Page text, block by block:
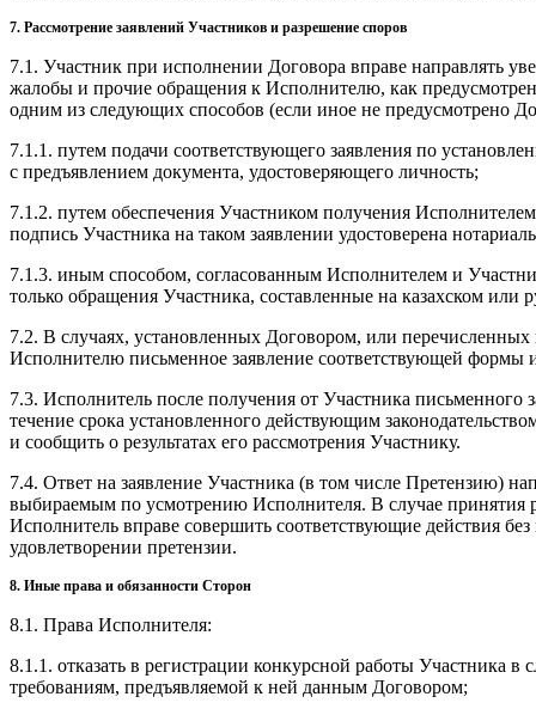
7. Рассмотрение заявлений Участников и разрешение споров
7.1. Участник при исполнении Договора вправе направлять
жалобы и прочие обращения к Исполнителю, как
одним из следующих способов (если иное не предусмотрено
7.1.1. путем подачи соответствующего заявления по
с предъявлением документа, удостоверяющего личность;
7.1.2. путем обеспечения Участником получения
подпись Участника на таком заявлении удостоверена
7.1.3. иным способом, согласованным Исполнителем и
только обращения Участника, составленные на казахском или
7.2. В случаях, установленных Договором, или перечисленных
Исполнителю письменное заявление соответствующей формы
7.3. Исполнитель после получения от Участника письменного
течение срока установленного действующим
и сообщить о результатах его рассмотрения Участнику.
7.4. Ответ на заявление Участника (в том числе Претензию)
выбираемым по усмотрению Исполнителя. В случае принятия
Исполнитель вправе совершить соответствующие действия
удовлетворении претензии.
8. Иные права и обязанности Сторон
8.1. Права Исполнителя:
8.1.1. отказать в регистрации конкурсной работы Участника в
требованиям, предъявляемой к ней данным Договором;